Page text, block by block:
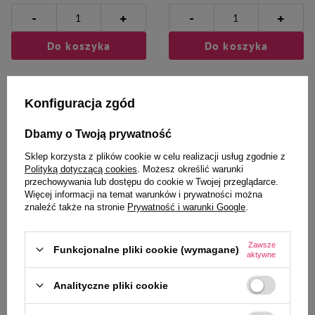
- +
Do koszyka
- +
Do koszyka
Wybrane specjalnie dla
Ciebie i Twojego czworonoga
Karma sucha dla psa Piper
Karma sucha dla psa Piper
Animals z wołowiną 100 g
Konfiguracja zgód
Dbamy o Twoją prywatność
Sklep korzysta z plików cookie w celu realizacji usług zgodnie z
Polityką dotyczącą cookies . Możesz określić warunki
przechowywania lub dostępu do cookie w Twojej przeglądarce.
Więcej informacji na temat warunków i prywatności można
znaleźć także na stronie Prywatność i warunki Google
Funkcjonalne pliki cookie (wymagane)
Zawsze
aktywne
Analityczne pliki cookie